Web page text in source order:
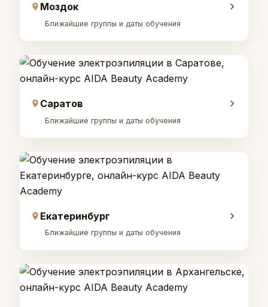
Моздок
Ближайшие группы и даты обучения
Саратов
Ближайшие группы и даты обучения
Екатеринбург
Ближайшие группы и даты обучения